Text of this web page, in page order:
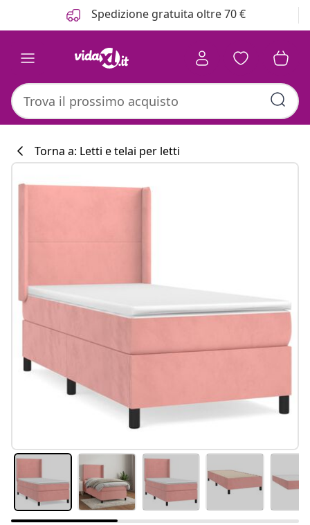
Spedizione gratuita oltre 70 €
Torna a: Letti e telai per letti